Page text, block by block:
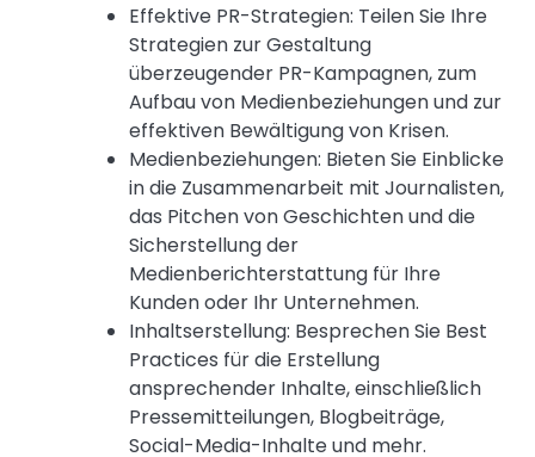
Effektive PR-Strategien: Teilen Sie Ihre
Strategien zur Gestaltung
überzeugender PR-Kampagnen, zum
Aufbau von Medienbeziehungen und zur
effektiven Bewältigung von Krisen.
Medienbeziehungen: Bieten Sie Einblicke
in die Zusammenarbeit mit Journalisten,
das Pitchen von Geschichten und die
Sicherstellung der
Medienberichterstattung für Ihre
Kunden oder Ihr Unternehmen.
Inhaltserstellung: Besprechen Sie Best
Practices für die Erstellung
ansprechender Inhalte, einschließlich
Pressemitteilungen, Blogbeiträge,
Social-Media-Inhalte und mehr.